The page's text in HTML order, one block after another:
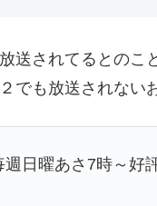
送されてるとのこ
でも放送されない
日曜あさ7時～好